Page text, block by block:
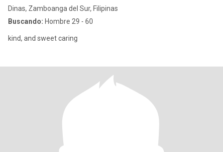
Dinas, Zamboanga del Sur, Filipinas
Buscando: Hombre 29 - 60
kind, and sweet caring